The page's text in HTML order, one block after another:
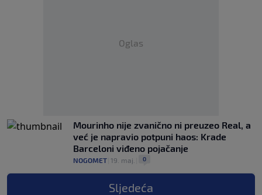
Oglas
Mourinho nije zvanično ni preuzeo Real, a
već je napravio potpuni haos: Krade
Barceloni viđeno pojačanje
NOGOMET 19. maj. 0
Sljedeća